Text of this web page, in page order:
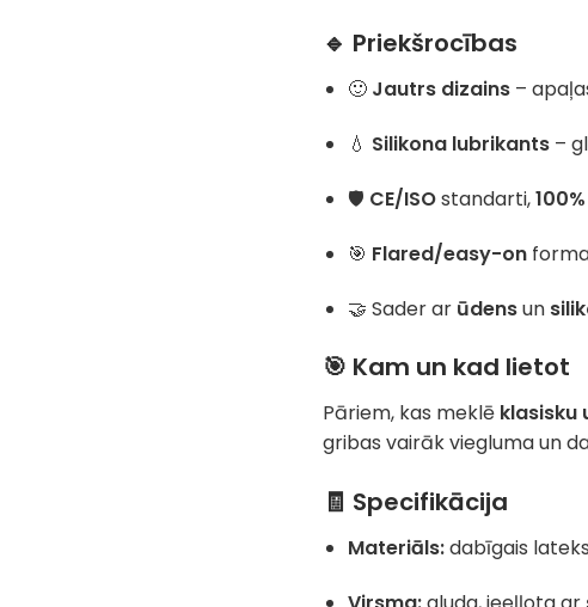
🔹 Priekšrocības
🙂 Jautrs dizains –
💧 Silikona lubrikants –
🛡️ CE/ISOstandarti,
🎯 Flared/easy-on
🤝 Sader ar ūdensun
🎯 Kam un kad lietot
Pāriem, kas meklē klasisku
gribas vairāk viegluma un
🧾 Specifikācija
Materiāls:dabīgais